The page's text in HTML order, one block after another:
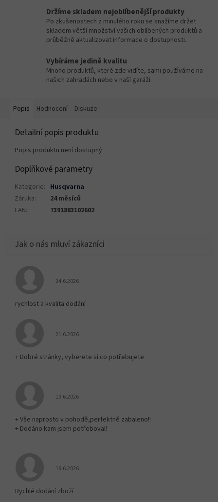
Držíme skladem nejoblíbenější produkty
Po zkušenostech z minulého roku se snažíme držet
skladem větší množství vašich oblíbených produktů a
průběžně aktualizovat informace o dostupnosti.
Vybíráme jedině kvalitu
Mnoho produktů, které zde vidíte, sami používáme na
našich zahradách nebo v naší garáži.
Popis Hodnocení Diskuze
Detailní popis produktu
Popis produktu není dostupný
Doplňkové parametry
Kategorie: Husqvarna
Záruka:
24 měsíců
EAN: 7391883102602
Hodnocení obchodu je 5 z 5 hvězdiček.
24.6.2026
rychlost a kvalita dodání
Hodnocení obchodu je 5 z 5 hvězdiček.
21.6.2026
+ Dobré stránky, vyberete si co potřebujete
Hodnocení obchodu je 5 z 5 hvězdiček.
19.6.2026
+ Vše naprosto v pohodě,perfektně zabaleno!!
+ Dodáno kam jsem potřeboval!
Hodnocení obchodu je 5 z 5 hvězdiček.
19.6.2026
Rychlé dodání zboží